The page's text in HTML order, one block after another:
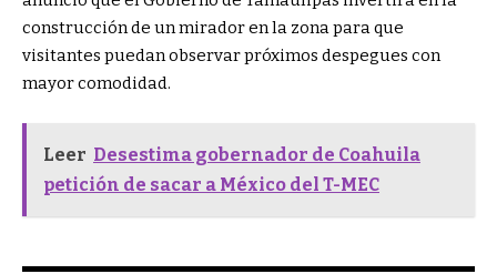
construcción de un mirador en la zona para que
visitantes puedan observar próximos despegues con
mayor comodidad.
Leer Desestima gobernador de Coahuila
petición de sacar a México del T-MEC